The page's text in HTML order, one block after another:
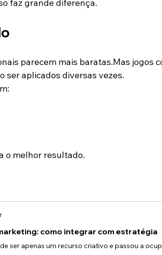
faz grande diferença.
parecem mais baratas.Mas jogos
ser aplicados diversas vezes.
o melhor resultado.
como integrar com estratégia